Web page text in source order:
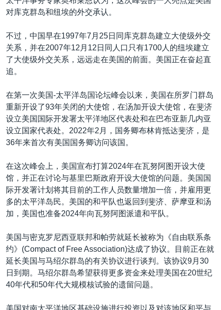
对库克群岛和纽埃的外交承认。
不过，中国早在1997年7月25日同库克群岛建立大使级外交
关系，并在2007年12月12日同人口只有1700人的纽埃建立
了大使级外交关系，远远走在美国的前面。美国正在奋起直
追。
在第一次美国-太平洋岛国论坛峰会以来，美国在所罗门群岛
重新开设了93年关闭的大使馆，在汤加开设大使馆，在斐济
设立美国国际开发署太平洋地区代表处和在巴布亚新几内亚
设立国家代表处。2022年2月，国务卿布林肯抵达斐济，是
36年来首次有美国国务卿访问该国。
在这次峰会上，美国宣布打算2024年在瓦努阿图开设大使
馆，并正在讨论与基里巴斯政府开设大使馆的问题。美国国
际开发署计划将其目前的工作人员数量增加一倍，并雇用更
多的太平洋岛民。美国的和平队也返回到斐济、萨摩亚和汤
加，美国也准备2024年向瓦努阿图派遣和平队。
美国与密克罗尼西亚联邦和帕劳就延长被称为《自由联系条
约》(Compact of Free Association)达成了协议。目前正在就
延长美国与马绍尔群岛的有关协议进行谈判。该协议9月30
日到期。马绍尔群岛希望获得更多资金来处理美国在20世纪
40年代和50年代大规模核试验的遗留问题。
美国对南太平洋地区基础设施进行投资以及对该地区和平与